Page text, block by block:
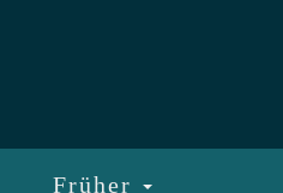
Früher